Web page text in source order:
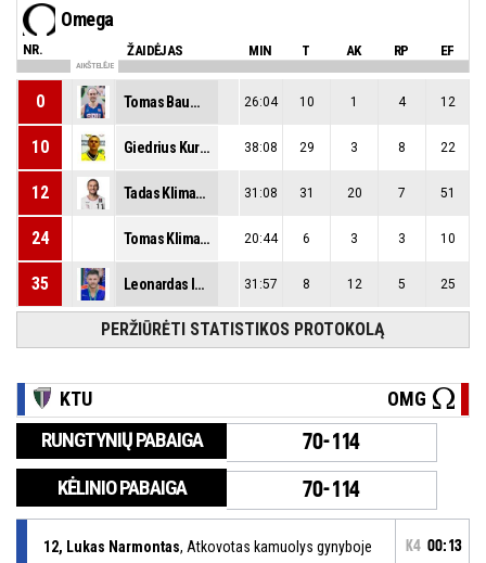
Omega
NR. ŽAIDĖJAS MIN T AK RP EF
AIKŠTELĖJE
0 Tomas Baumila 26:04 10 1 4 12
10 Giedrius Kurtinaitis 38:08 29 3 8 22
12 Tadas Klimavičius 31:08 31 20 7 51
24 Tomas Klimavičius 20:44 6 3 3 10
35 Leonardas Ivanovas 31:57 8 12 5 25
PERŽIŪRĖTI STATISTIKOS PROTOKOLĄ
KTU OMG
RUNGTYNIŲ PABAIGA 70-114
KĖLINIO PABAIGA 70-114
12, Lukas Narmontas, Atkovotas kamuolys gynyboje K4 00:13